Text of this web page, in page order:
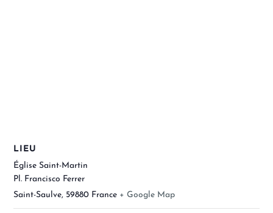
LIEU
Église Saint-Martin
Pl. Francisco Ferrer
Saint-Saulve, 59880 France + Google Map